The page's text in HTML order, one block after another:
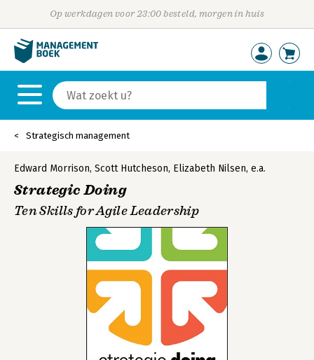
Op werkdagen voor 23:00 besteld, morgen in huis
Strategisch management
Edward Morrison, Scott Hutcheson, Elizabeth Nilsen, e.a.
Strategic Doing
Ten Skills for Agile Leadership